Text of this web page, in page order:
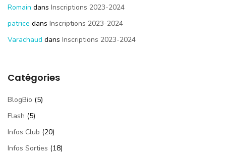
Romain dans Inscriptions 2023-2024
patrice dans Inscriptions 2023-2024
Varachaud dans Inscriptions 2023-2024
Catégories
BlogBio (5)
Flash (5)
Infos Club (20)
Infos Sorties (18)